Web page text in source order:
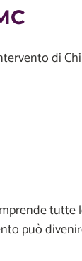
di
può